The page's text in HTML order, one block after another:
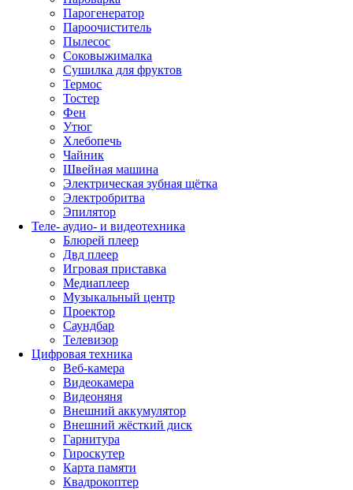
Парогенератор
Пароочиститель
Пылесос
Соковыжималка
Сушилка для фруктов
Термос
Тостер
Фен
Утюг
Хлебопечь
Чайник
Швейная машина
Электрическая зубная щётка
Электробритва
Эпилятор
Теле- аудио- и видеотехника
Блюрей плеер
Двд плеер
Игровая приставка
Медиаплеер
Музыкальный центр
Проектор
Саундбар
Телевизор
Цифровая техника
Веб-камера
Видеокамера
Видеоняня
Внешний аккумулятор
Внешний жёсткий диск
Гарнитура
Гироскутер
Карта памяти
Квадрокоптер